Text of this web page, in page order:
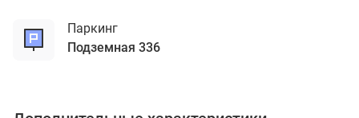
Паркинг
подземная 336